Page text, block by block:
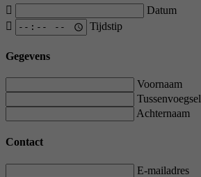
Datum
Tijdstip
Gegevens
Voornaam
Tussenvoegsel
Achternaam
Contact
E-mailadres